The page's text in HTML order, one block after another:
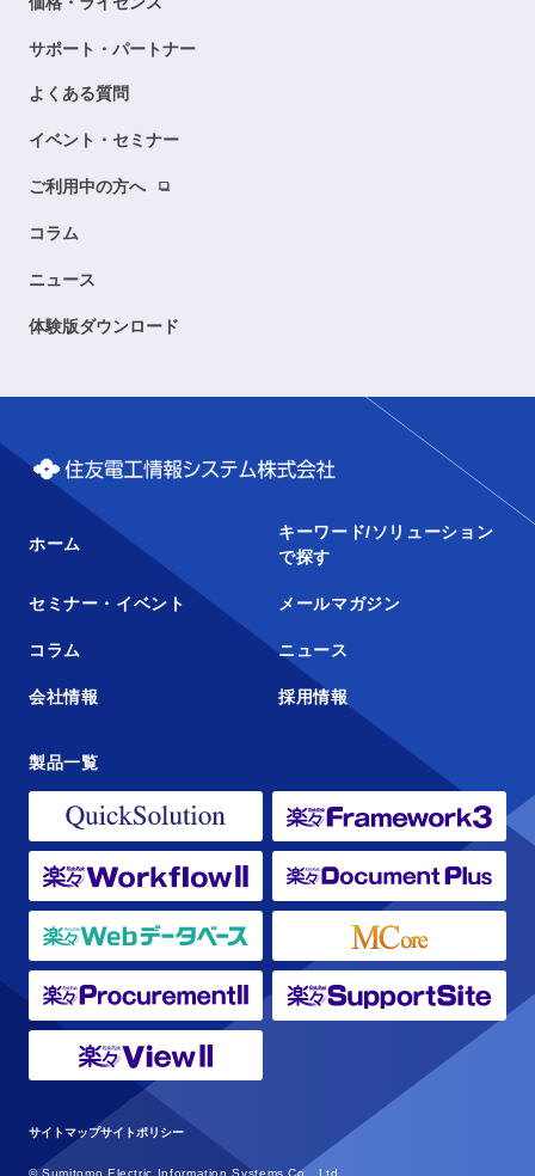
サポート・パートナー
よくある質問
イベント・セミナー
ご利用中の方へ
コラム
ニュース
体験版ダウンロード
ホーム
キーワード/ソリューション
で探す
セミナー・イベント メールマガジン
コラム ニュース
会社情報 採用情報
製品一覧
サイトマップサイトポリシー
© Sumitomo Electric Information Systems Co., Ltd.